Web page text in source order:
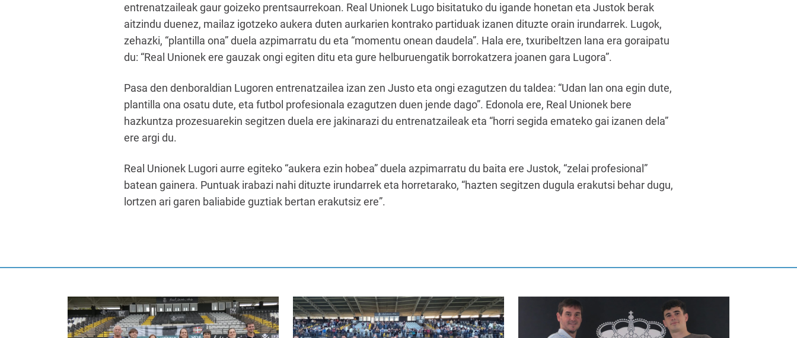
entrenatzaileak gaur goizeko prentsaurrekoan. Real Unionek Lugo bisitatuko du igande honetan eta Justok berak
aitzindu duenez, mailaz igotzeko aukera duten aurkarien kontrako partiduak izanen dituzte orain irundarrek. Lugok,
zehazki, “plantilla ona” duela azpimarratu du eta “momentu onean daudela”. Hala ere, txuribeltzen lana era goraipatu
du: “Real Unionek ere gauzak ongi egiten ditu eta gure helburuengatik borrokatzera joanen gara Lugora”.
Pasa den denboraldian Lugoren entrenatzailea izan zen Justo eta ongi ezagutzen du taldea: “Udan lan ona egin dute,
plantilla ona osatu dute, eta futbol profesionala ezagutzen duen jende dago”. Edonola ere, Real Unionek bere
hazkuntza prozesuarekin segitzen duela ere jakinarazi du entrenatzaileak eta “horri segida emateko gai izanen dela”
ere argi du.
Real Unionek Lugori aurre egiteko “aukera ezin hobea” duela azpimarratu du baita ere Justok, “zelai profesional”
batean gainera. Puntuak irabazi nahi dituzte irundarrek eta horretarako, “hazten segitzen dugula erakutsi behar dugu,
lortzen ari garen baliabide guztiak bertan erakutsiz ere”.